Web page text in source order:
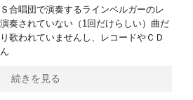
合唱団で演奏するラインベルガーのレ
奏されていない（1回だけらしい）曲だ
歌われていませんし、レコードやＣＤ
続きを見る